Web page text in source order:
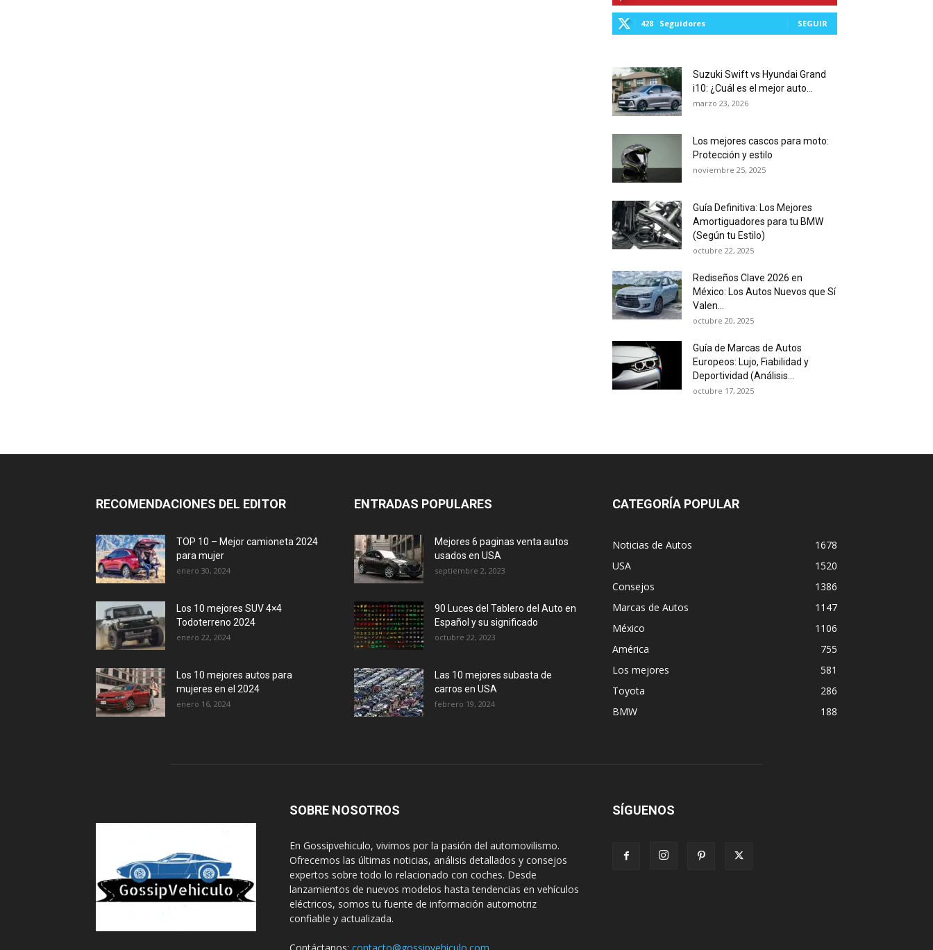
428 Seguidores SEGUIR
Suzuki Swift vs Hyundai Grand
i10: ¿Cuál es el mejor auto...
marzo 23, 2026
Los mejores cascos para moto:
Protección y estilo
noviembre 25, 2025
Guía Definitiva: Los Mejores
Amortiguadores para tu BMW
(Según tu Estilo)
octubre 22, 2025
Rediseños Clave 2026 en
México: Los Autos Nuevos que Sí
Valen...
octubre 20, 2025
Guía de Marcas de Autos
Europeos: Lujo, Fiabilidad y
Deportividad (Análisis...
octubre 17, 2025
RECOMENDACIONES DEL EDITOR
TOP 10 – Mejor camioneta 2024
para mujer
enero 30, 2024
Los 10 mejores SUV 4×4
Todoterreno 2024
enero 22, 2024
Los 10 mejores autos para
mujeres en el 2024
enero 16, 2024
ENTRADAS POPULARES
Mejores 6 paginas venta autos
usados en USA
septiembre 2, 2023
90 Luces del Tablero del Auto en
Español y su significado
octubre 22, 2023
Las 10 mejores subasta de
carros en USA
febrero 19, 2024
CATEGORÍA POPULAR
Noticias de Autos
1678
USA
1520
Consejos
1386
Marcas de Autos
1147
México
1106
América
755
Los mejores
581
Toyota
286
BMW
188
SOBRE NOSOTROS
En Gossipvehiculo, vivimos por la pasión del automovilismo.
Ofrecemos las últimas noticias, análisis detallados y consejos
expertos sobre todo lo relacionado con coches. Desde
lanzamientos de nuevos modelos hasta tendencias en vehículos
eléctricos, somos tu fuente de información automotriz
confiable y actualizada.
SÍGUENOS